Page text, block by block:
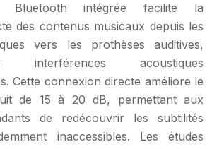
Bluetooth intégrée facilite la
des contenus musicaux depuis les
vers les prothèses auditives,
interférences acoustiques
Cette connexion directe améliore le
de 15 à 20 dB, permettant aux
de redécouvrir les subtilités
inaccessibles. Les études